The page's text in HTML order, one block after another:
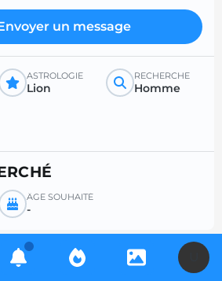
un message
ASTROLOGIE
Lion
RECHERCHE
Homme
ÂGE SOUHAITÉ
-
pour accéder à des